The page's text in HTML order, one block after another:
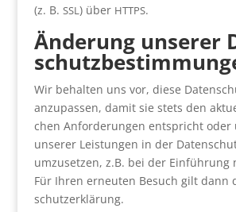
(z. B. SSL) über HTTPS.
Ände­rung unse­rer
Wir behal­ten uns vor, die­se
anzu­pas­sen, damit sie stets den
chen Anfor­de­run­gen ent­spricht oder
unse­rer Leis­tun­gen in der
umzu­set­zen, z.B. bei der Ein­füh­rung
Für Ihren erneu­ten Besuch gilt dann
schutz­er­klä­rung.